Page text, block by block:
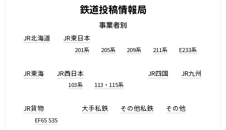
鉄道投稿情報局
事業者別
JR北海道 JR東日本
201系 205系 209系 211系 E233系
JR東海 JR西日本
103系 113・115系
JR四国 JR九州
JR貨物
EF65 535
大手私鉄 その他私鉄 その他